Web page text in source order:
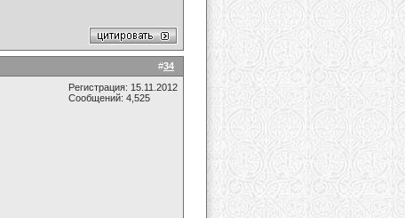
#34
Регистрация: 15.11.2012
Сообщений: 4,525